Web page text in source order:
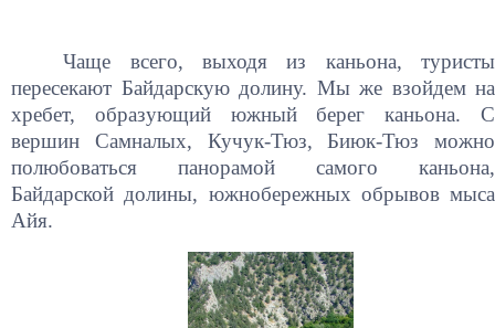
Чаще всего, выходя из каньона, туристы
пересекают Байдарскую долину. Мы же взойдем на
хребет, образующий южный берег каньона. С
вершин Самналых, Кучук-Тюз, Биюк-Тюз можно
полюбоваться панорамой самого каньона,
Байдарской долины, южнобережных обрывов мыса
Айя.